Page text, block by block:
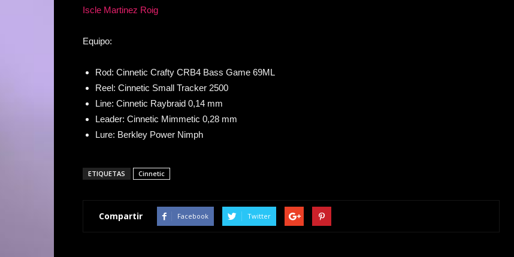
Iscle Martinez Roig
Equipo:
Rod: Cinnetic Crafty CRB4 Bass Game 69ML
Reel: Cinnetic Small Tracker 2500
Line: Cinnetic Raybraid 0,14 mm
Leader: Cinnetic Mimmetic 0,28 mm
Lure: Berkley Power Nimph
ETIQUETAS Cinnetic
Compartir Facebook Twitter